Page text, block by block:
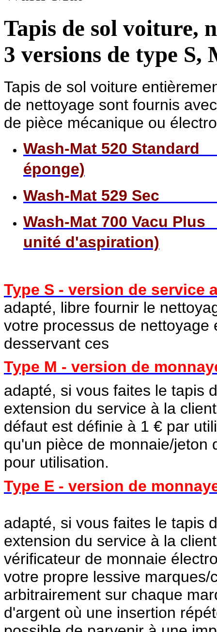
Tapis de sol voiture,
3 versions de type S,
Tapis de sol voiture
de nettoyage sont fournis
de pièce mécanique ou
Wash-Mat 520 Standard
éponge)
Wash-Mat 529 Sec
Wash-Mat 700 Vacu
unité d'aspiration)
Type S - version de service
adapté, libre fournir le
votre processus de
desservant ces
Type M - version de
adapté, si vous faites le tapis
extension du service à la
défaut est définie à 1 € par
qu'un pièce de monnaie/jeton
pour utilisation.
Type E - version de
adapté, si vous faites le tapis
extension du service à la
vérificateur de monnaie
votre propre lessive
arbitrairement sur chaque
d'argent où une insertion